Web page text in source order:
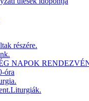
részére.
NAPOK
óra